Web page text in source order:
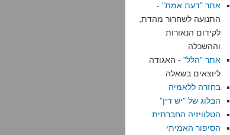
אתר "דעת אמת" -
התנועה לשחרור מהדת,
לקידום הנאורות
וההשכלה
אתר "הלל" - האגודה
ליוצאים בשאלה
בחזרה ללאמיה
הבלוג של "יש דין"
הטלוויזיה החברתית
הסיפור האמיתי